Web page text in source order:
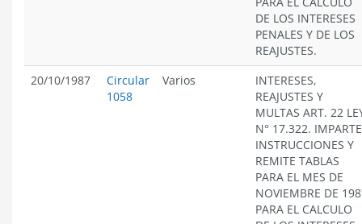
DE LOS INTERESES
PENALES Y DE LOS
REAJUSTES.
20/10/1987
Circular
1058
Varios
INTERESES,
REAJUSTES Y
MULTAS ART. 22
N° 17.322. IMPARTE
INSTRUCCIONES Y
REMITE TABLAS
PARA EL MES DE
NOVIEMBRE DE
PARA EL CALCULO